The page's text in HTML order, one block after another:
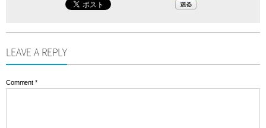
LEAVE A REPLY
Comment *